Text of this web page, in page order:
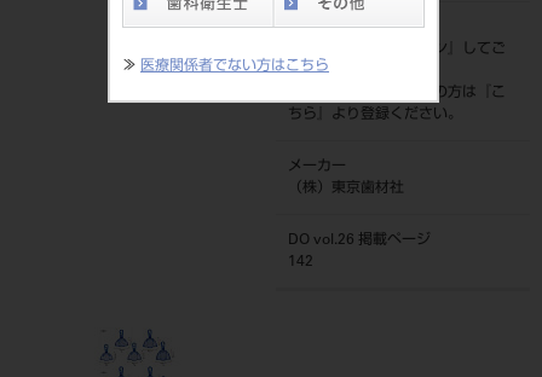
≫ 医療関係者でない方はこちら
標準価格
ログイン
』してご
覧ください。
ネット会員登録がまだの方は『
こ
ちら
』より登録ください。
メーカー
（株）東京歯材社
DO vol.26 掲載ページ
142